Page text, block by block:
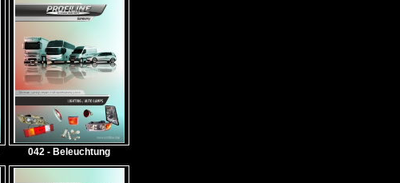
042 - Beleuchtung